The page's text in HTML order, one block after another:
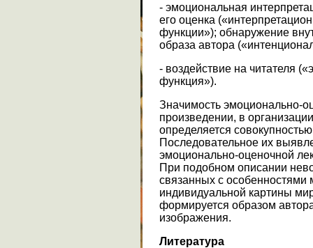
- эмоциональная
его оценка
функции»); обнаружение
образа автора
- воздействие на читателя
функция»).
Значимость эмоционально-
произведении, в
определяется
Последовательное их
эмоционально-оценочной
При подобном описании
связанных с особенностями
индивидуальной картины
формируется образом
изображения.
Литература